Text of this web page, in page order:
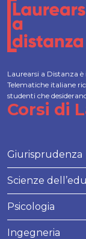
Laurearsi a Distanza
Telematiche italiane
studenti che
Corsi di
Giurisprudenza
Scienze
Psicologia
Ingegneria